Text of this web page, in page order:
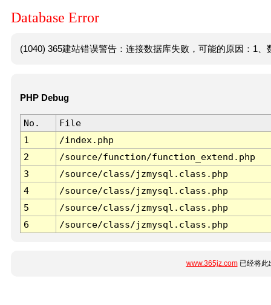
Database Error
(1040) 365建站错误警告：连接数据库失败，可能的原因：1
PHP Debug
No.
File
1
/index.php
2
/source/function/function_extend.php
3
/source/class/jzmysql.class.php
4
/source/class/jzmysql.class.php
5
/source/class/jzmysql.class.php
6
/source/class/jzmysql.class.php
www.365jz.com已经将此